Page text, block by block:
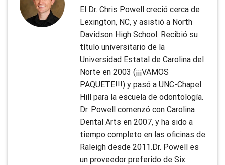
El Dr. Chris Powell creció cerca de
Lexington, NC, y asistió a North
Davidson High School. Recibió su
título universitario de la
Universidad Estatal de Carolina del
Norte en 2003 (¡¡¡VAMOS
PAQUETE!!!) y pasó a UNC-Chapel
Hill para la escuela de odontología.
Dr. Powell comenzó con Carolina
Dental Arts en 2007, y ha sido a
tiempo completo en las oficinas de
Raleigh desde 2011.Dr. Powell es
un proveedor preferido de Six